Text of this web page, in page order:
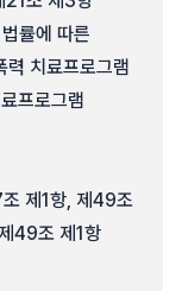
률에 따른
력 치료프로그램
프로그램
제1항, 제49조
49조 제1항